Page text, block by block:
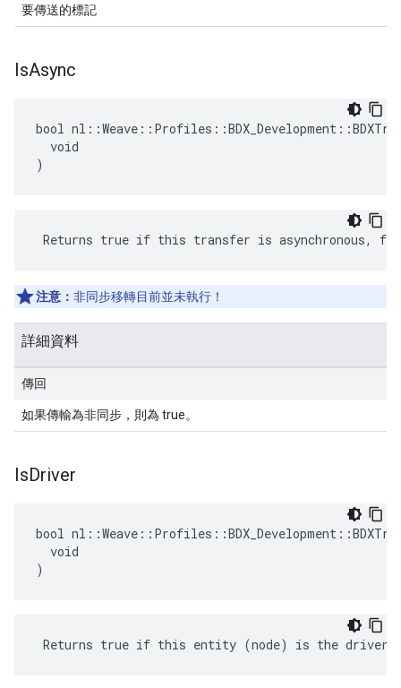
要傳送的標記
IsAsync
bool
  void
)
Returns true if this transfer is asynchronous,
注意： 非同步移轉目前並未執行！
詳細資料
傳回
如果傳輸為非同步，則為 true。
IsDriver
bool
  void
)
Returns true if this entity (node) is the driver